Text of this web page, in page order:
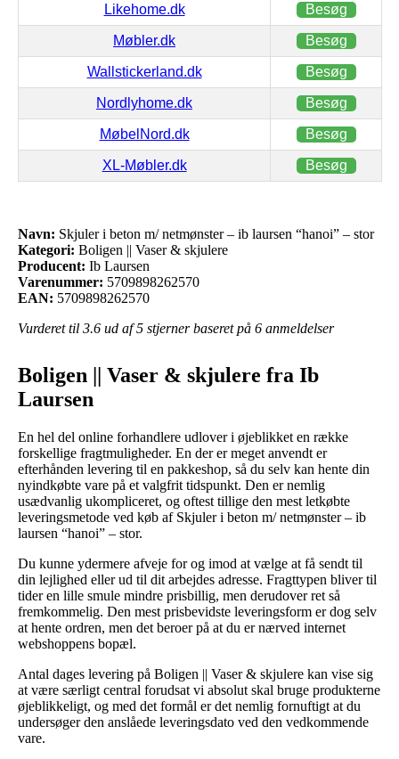
Likehome.dk Besøg
Møbler.dk Besøg
Wallstickerland.dk Besøg
Nordlyhome.dk Besøg
MøbelNord.dk Besøg
XL-Møbler.dk Besøg
Navn: Skjuler i beton m/ netmønster – ib laursen “hanoi” – stor
Kategori: Boligen || Vaser & skjulere
Producent: Ib Laursen
Varenummer: 5709898262570
EAN: 5709898262570
Vurderet til 3.6 ud af 5 stjerner baseret på 6 anmeldelser
Boligen || Vaser & skjulere fra Ib
Laursen
En hel del online forhandlere udlover i øjeblikket en række
forskellige fragtmuligheder. En der er meget anvendt er
efterhånden levering til en pakkeshop, så du selv kan hente din
nyindkøbte vare på et valgfrit tidspunkt. Den er nemlig
usædvanlig ukompliceret, og oftest tillige den mest letkøbte
leveringsmetode ved køb af Skjuler i beton m/ netmønster – ib
laursen “hanoi” – stor.
Du kunne ydermere afveje for og imod at vælge at få sendt til
din lejlighed eller ud til dit arbejdes adresse. Fragttypen bliver til
tider en lille smule mindre prisbillig, men derudover ret så
fremkommelig. Den mest prisbevidste leveringsform er dog selv
at hente ordren, men det beroer på at du er nærved internet
webshoppens bopæl.
Antal dages levering på Boligen || Vaser & skjulere kan vise sig
at være særligt central forudsat vi absolut skal bruge produkterne
øjeblikkeligt, og med det formål er det nemlig fornuftigt at du
undersøger den anslåede leveringsdato ved den vedkommende
vare.